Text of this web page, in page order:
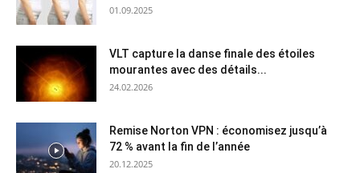
01.09.2025
VLT capture la danse finale des étoiles
mourantes avec des détails...
24.02.2026
Remise Norton VPN : économisez jusqu’à
72 % avant la fin de l’année
20.12.2025